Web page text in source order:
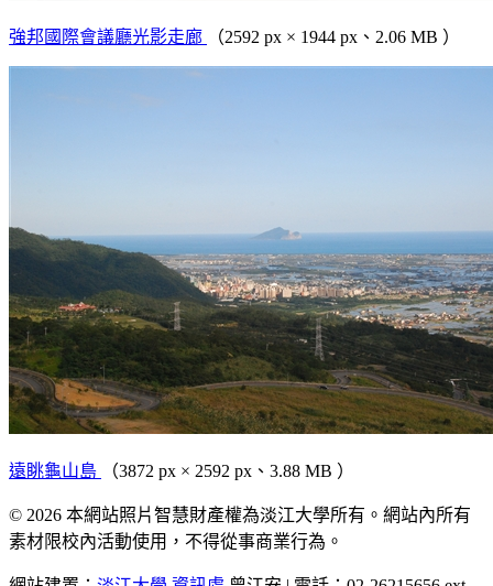
強邦國際會議廳光影走廊 （2592 px × 1944 px、2.06 MB ）
遠眺龜山島 （3872 px × 2592 px、3.88 MB ）
© 2026 本網站照片智慧財產權為淡江大學所有。網站內所有
素材限校內活動使用，不得從事商業行為。